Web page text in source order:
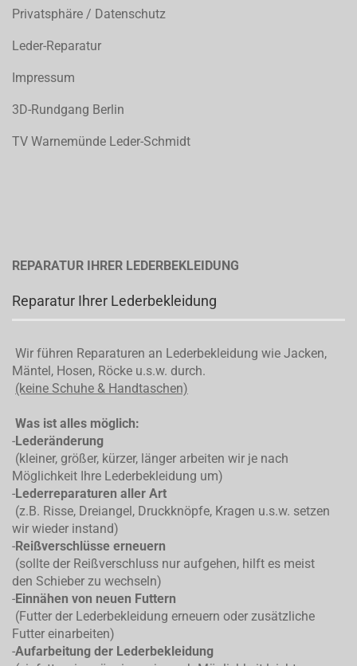
Privatsphäre / Datenschutz
Leder-Reparatur
Impressum
3D-Rundgang Berlin
TV Warnemünde Leder-Schmidt
REPARATUR IHRER LEDERBEKLEIDUNG
Reparatur Ihrer Lederbekleidung
Wir führen Reparaturen an Lederbekleidung wie Jacken,
Mäntel, Hosen, Röcke u.s.w. durch.
(keine Schuhe & Handtaschen)
Was ist alles möglich:
-Lederänderung
(kleiner, größer, kürzer, länger arbeiten wir je nach
Möglichkeit Ihre Lederbekleidung um)
-Lederreparaturen aller Art
(z.B. Risse, Dreiangel, Druckknöpfe, Kragen u.s.w. setzen
wir wieder instand)
-Reißverschlüsse erneuern
(sollte der Reißverschluss nur aufgehen, hilft es meist
den Schieber zu wechseln)
-Einnähen von neuen Futtern
(Futter der Lederbekleidung erneuern oder zusätzliche
Futter einarbeiten)
-Aufarbeitung der Lederbekleidung